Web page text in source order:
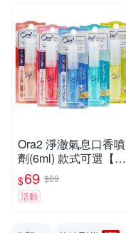
Ora2 淨澈氣息口香噴
劑(6ml) 款式可選【小
三美日】D008861 牙
齒芳香 飯後 約會
$69 $69
活動